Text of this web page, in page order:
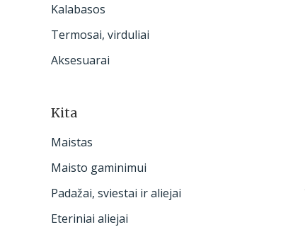
Kalabasos
Termosai, virduliai
Aksesuarai
Kita
Maistas
Maisto gaminimui
Padažai, sviestai ir aliejai
Eteriniai aliejai